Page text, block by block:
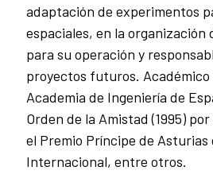
adaptación de experimentos
espaciales, en la organización
para su operación y
proyectos futuros. Académico
Academia de Ingeniería de
Orden de la Amistad (1995)
el Premio Príncipe de Asturias
Internacional, entre otros.